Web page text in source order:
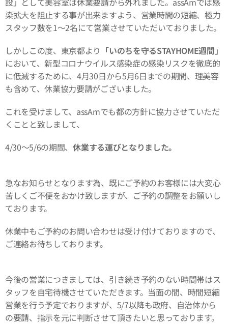
染拡大を阻止する事が出来ますよう、営業時間の短縮、極力
スタッフ数を1〜2名にて営業させていただいておりました。
しかしこの度、東京都より 「いのちを守るSTAYHOME週間」
において、新型コロナウイルス感染症の感染リスクを徹底的
に低減するために、4月30日から5月6日までの期間、理美容
も含めて、休業協力要請がございました。
これを受けまして、assAmでも都の方針に協力させていただ
くことと致しまして、
4/30〜5/6の期間、休業する運びとなりました。
急なお知らせとなります為、既にご予約のお客様には大変心
苦しくご不便をおかけ致しますが、ご予約の調整をお願いし
ております。
休業中もご予約のお問い合わせは受け付けておりますので、
ご連絡お待ちしております。
今後の営業につきましては、引き続き予約のない時間帯はス
タッフを自宅待機させていただきます。当面の間、時間短縮
営業を行う予定でおりますが、5/7以降も政府、自治体から
の要請、指示を元に判断させて頂きたいと思っております。